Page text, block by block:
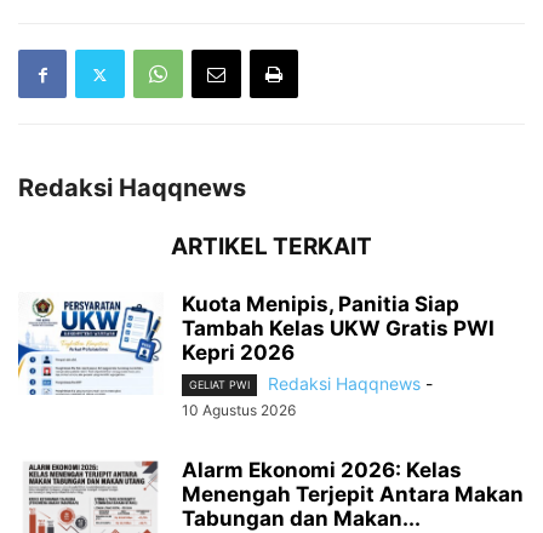
Redaksi Haqqnews
ARTIKEL TERKAIT
Kuota Menipis, Panitia Siap
Tambah Kelas UKW Gratis PWI
Kepri 2026
GELIAT PWI Redaksi Haqqnews -
10 Agustus 2026
Alarm Ekonomi 2026: Kelas
Menengah Terjepit Antara Makan
Tabungan dan Makan...